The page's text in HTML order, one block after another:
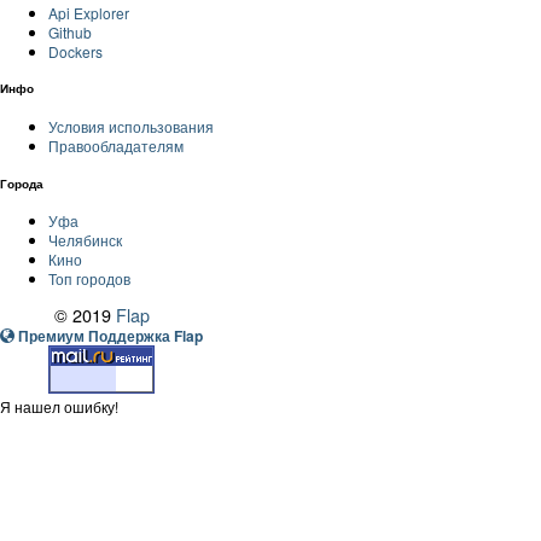
Api Explorer
Github
Dockers
Инфо
Условия использования
Правообладателям
Города
Уфа
Челябинск
Кино
Топ городов
© 2019 Flap
Премиум Поддержка Flap
Я нашел ошибку!